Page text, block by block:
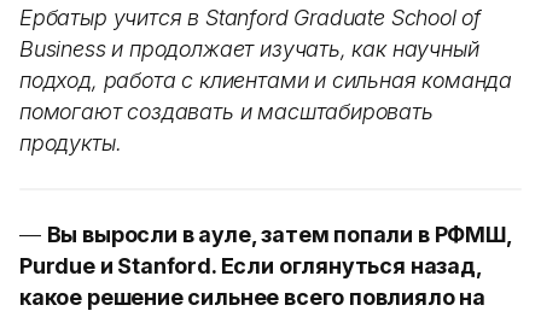
Ербатыр учится в Stanford Graduate School of
Business и продолжает изучать, как научный
подход, работа с клиентами и сильная команда
помогают создавать и масштабировать
продукты.
— Вы выросли в ауле, затем попали в РФМШ,
Purdue и Stanford. Если оглянуться назад,
какое решение сильнее всего повлияло на